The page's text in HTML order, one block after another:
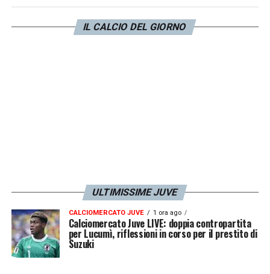
(Cagliari)
IL CALCIO DEL GIORNO
ULTIMISSIME JUVE
CALCIOMERCATO JUVE 1 ora ago
Calciomercato Juve LIVE: doppia contropartita
per Lucumì, riflessioni in corso per il prestito di
Suzuki